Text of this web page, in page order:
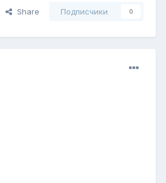
Share Подписчики 0